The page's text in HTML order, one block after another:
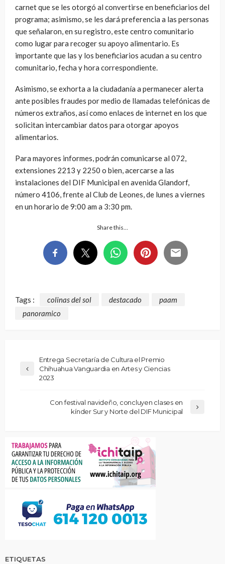
carnet que se les otorgó al convertirse en beneficiarios del
programa; asimismo, se les dará preferencia a las personas
que señalaron, en su registro, este centro comunitario
como lugar para recoger su apoyo alimentario. Es
importante que las y los beneficiarios acudan a su centro
comunitario, fecha y hora correspondiente.
Asimismo, se exhorta a la ciudadanía a permanecer alerta
ante posibles fraudes por medio de llamadas telefónicas de
números extraños, así como enlaces de internet en los que
solicitan intercambiar datos para otorgar apoyos
alimentarios.
Para mayores informes, podrán comunicarse al 072,
extensiones 2213 y 2250 o bien, acercarse a las
instalaciones del DIF Municipal en avenida Glandorf,
número 4106, frente al Club de Leones, de lunes a viernes
en un horario de 9:00 am a 3:30 pm.
Share this…
Tags : colinas del sol destacado
paam
panoramico
Entrega Secretaría de Cultura el Premio
Chihuahua Vanguardia en Artes y Ciencias
2023
Con festival navideño, concluyen clases en
kínder Sur y Norte del DIF Municipal
ETIQUETAS